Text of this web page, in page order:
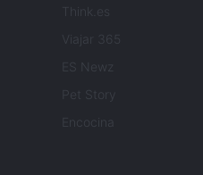
Think.es
Viajar 365
ES Newz
Pet Story
Encocina